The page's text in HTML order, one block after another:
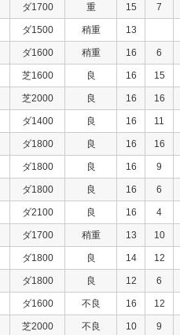
ダ1700 重 15 7
ダ1500 稍重 13
ダ1600 稍重 16 6
芝1600 良 16 15
芝2000 良 16 16
ダ1400 良 16 11
ダ1800 良 16 16
ダ1800 良 16 9
ダ1800 良 16 6
ダ2100 良 16 4
ダ1700 稍重 13 10
ダ1800 良 14 12
ダ1800 良 12 6
ダ1600 不良 16 12
芝2000 不良 10 9